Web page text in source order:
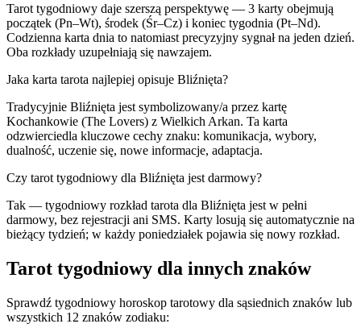
Tarot tygodniowy daje szerszą perspektywę — 3 karty obejmują
początek (Pn–Wt), środek (Śr–Cz) i koniec tygodnia (Pt–Nd).
Codzienna karta dnia to natomiast precyzyjny sygnał na jeden dzień.
Oba rozkłady uzupełniają się nawzajem.
Jaka karta tarota najlepiej opisuje Bliźnięta?
Tradycyjnie Bliźnięta jest symbolizowany/a przez kartę
Kochankowie (The Lovers) z Wielkich Arkan. Ta karta
odzwierciedla kluczowe cechy znaku: komunikacja, wybory,
dualność, uczenie się, nowe informacje, adaptacja.
Czy tarot tygodniowy dla Bliźnięta jest darmowy?
Tak — tygodniowy rozkład tarota dla Bliźnięta jest w pełni
darmowy, bez rejestracji ani SMS. Karty losują się automatycznie na
bieżący tydzień; w każdy poniedziałek pojawia się nowy rozkład.
Tarot tygodniowy dla innych znaków
Sprawdź tygodniowy horoskop tarotowy dla sąsiednich znaków lub
wszystkich 12 znaków zodiaku: